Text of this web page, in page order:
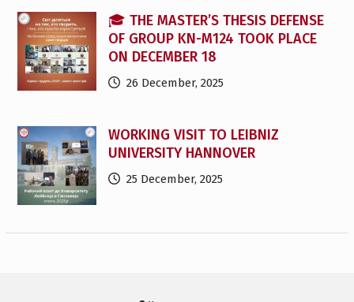
🎓 THE MASTER’S THESIS DEFENSE
OF GROUP KN-M124 TOOK PLACE
ON DECEMBER 18
26 December, 2025
WORKING VISIT TO LEIBNIZ
UNIVERSITY HANNOVER
25 December, 2025